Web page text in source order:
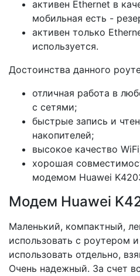
активен Ethernet в
мобильная есть -
активен только
используется.
Достоинства данного
отличная работа в
с сетями;
быстрые запись и
накопителей;
высокое качество
хорошая
модемом Huawei
Модем Huawei
Маленький, компактный,
использовать с роутером
использовать отдельно,
Очень надежный. За счет